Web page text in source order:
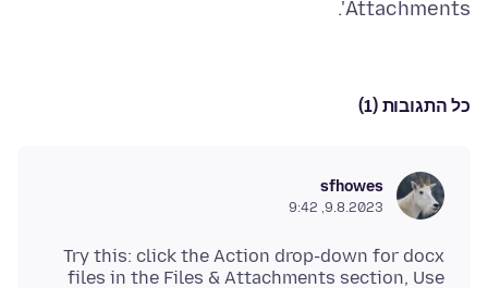
Attachments'.
כל התגובות (1)
sfhowes
9.8.2023, 9:42
Try this: click the Action drop-down for docx
files in the Files & Attachments section, Use